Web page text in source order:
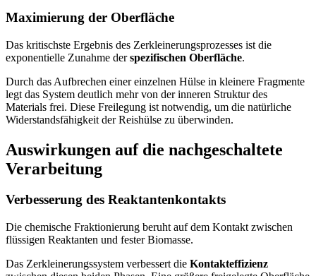
Maximierung der Oberfläche
Das kritischste Ergebnis des Zerkleinerungsprozesses ist die
exponentielle Zunahme derspezifischen Oberfläche.
Durch das Aufbrechen einer einzelnen Hülse in kleinere Fragmente
legt das System deutlich mehr von der inneren Struktur des
Materials frei. Diese Freilegung ist notwendig, um die natürliche
Widerstandsfähigkeit der Reishülse zu überwinden.
Auswirkungen auf die nachgeschaltete
Verarbeitung
Verbesserung des Reaktantenkontakts
Die chemische Fraktionierung beruht auf dem Kontakt zwischen
flüssigen Reaktanten und fester Biomasse.
Das Zerkleinerungssystem verbessert die Kontakteffizienz